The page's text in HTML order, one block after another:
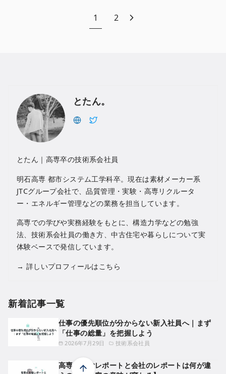
1 2
とたん。
とたん｜高専卒の技術系会社員
明石高専 都市システム工学科卒。現在は素材メーカー系
JTCグループ会社で、品質管理・実験・高専リクルータ
ー・エネルギー管理などの業務を担当しています。
高専での学びや実務経験をもとに、構造力学などの勉強
法、技術系会社員の働き方、中古住宅や暮らしについて実
体験ベースで発信しています。
→ 詳しいプロフィールはこちら
新着記事一覧
2026年7月29日 技術系会社員
仕事の優先順位が分からない新入社員へ｜まず
「仕事の総量」を把握しよう
高専の実験レポートと会社のレポートは何が違